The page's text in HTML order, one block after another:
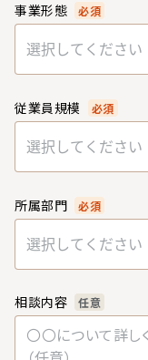
事業形態 必須
選択してください
従業員規模 必須
選択してください
所属部門 必須
選択してください
相談内容 任意